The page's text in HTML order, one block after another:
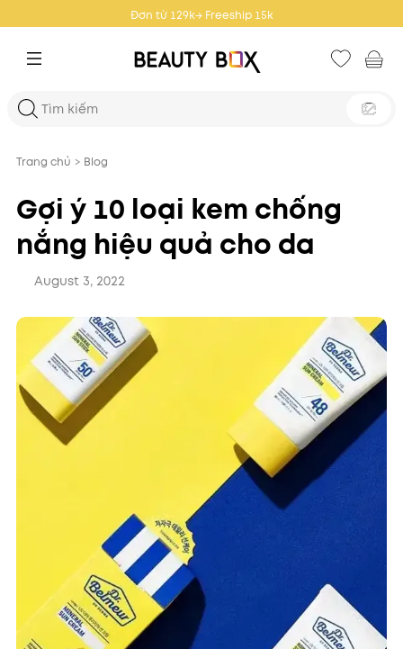
Đơn từ 359k → Freeship 25k
Trang chủ > Blog
Gợi ý 10 loại kem chống
nắng hiệu quả cho da
August 3, 2022